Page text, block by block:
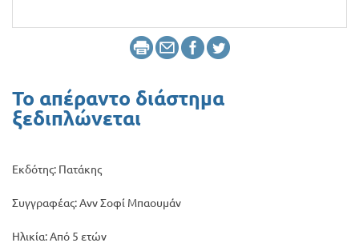
Προσφορές
Το απέραντο διάστημα
ξεδιπλώνεται
Εκδότης: Πατάκης
Συγγραφέας: Ανν Σοφί Μπαουμάν
Ηλικία: Από 5 ετών